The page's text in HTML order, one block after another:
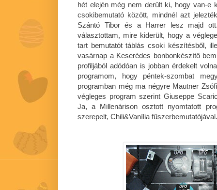
hét elején még nem derült ki, hogy van-e
csokibemutató között, mindnél azt
Szántó Tibor és a Harrer lesz majd
választottam, mire kiderült, hogy a
tart bemutatót táblás csoki készítésből,
vasárnap a Keserédes bonbonkészítő
profiljából adódóan is jobban érdekelt
programom, hogy péntek-szombat
programban még ma négyre Mautner
végleges program szerint Giuseppe
Ja, a Millenárison osztott nyomtatott
szerepelt, Chili&Vanília